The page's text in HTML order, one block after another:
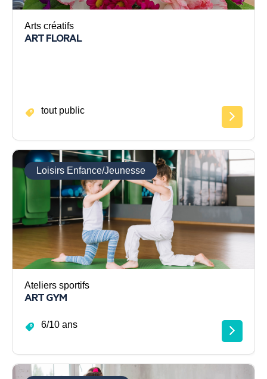
Arts créatifs
ART FLORAL
tout public
Loisirs Enfance/Jeunesse
Ateliers sportifs
ART GYM
6/10 ans